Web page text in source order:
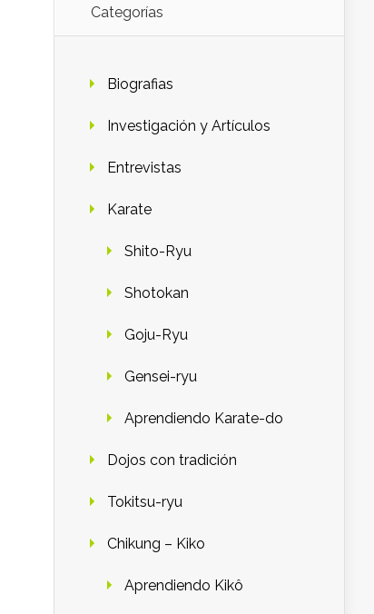
Categorías
Biografias
Investigación y Artículos
Entrevistas
Karate
Shito-Ryu
Shotokan
Goju-Ryu
Gensei-ryu
Aprendiendo Karate-do
Dojos con tradición
Tokitsu-ryu
Chikung – Kiko
Aprendiendo Kikô